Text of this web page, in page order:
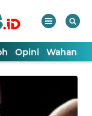
Opini Wahana